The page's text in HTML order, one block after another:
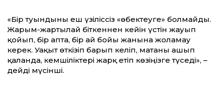
«Бір туындыны еш үзіліссіз «өбектеуге» болмайды.
Жарым-жартылай біткеннен кейін үстін жауып
қойып, бір апта, бір ай бойы жанына жоламау
керек. Уақыт өткізіп барып келіп, матаны ашып
қалғанда, кемшіліктері жарқ етіп көзіңізге түседі», –
дейді мүсінші.